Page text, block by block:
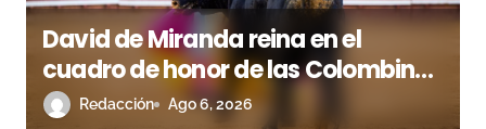
e
n
David de Miranda reina en el
cuadro de honor de las Colombinas
2026Redacción Ago 6, 2026